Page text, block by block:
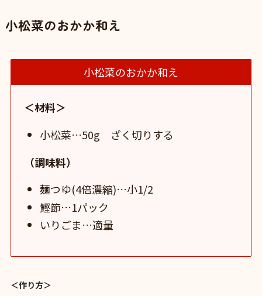
小松菜のおかか和え
小松菜のおかか和え
＜材料＞
小松菜…50g ざく切りする
（調味料）
麺つゆ(4倍濃縮)…小1/2
鰹節…1パック
いりごま…適量
＜作り方＞